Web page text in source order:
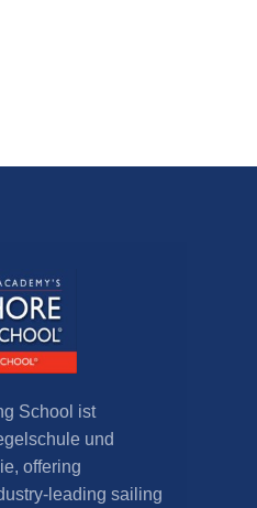
School ist
und
offering
leading sailing